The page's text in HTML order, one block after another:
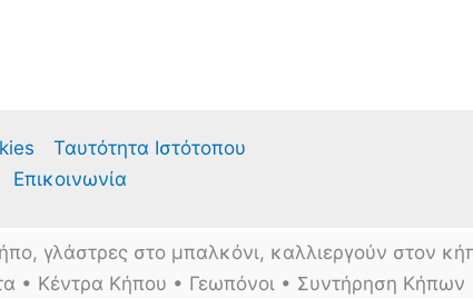
Ταυτότητα Ιστότοπου
Επικοινωνία
γλάστρες στο μπαλκόνι, καλλιεργούν στον
• Κέντρα Κήπου • Γεωπόνοι • Συντήρηση